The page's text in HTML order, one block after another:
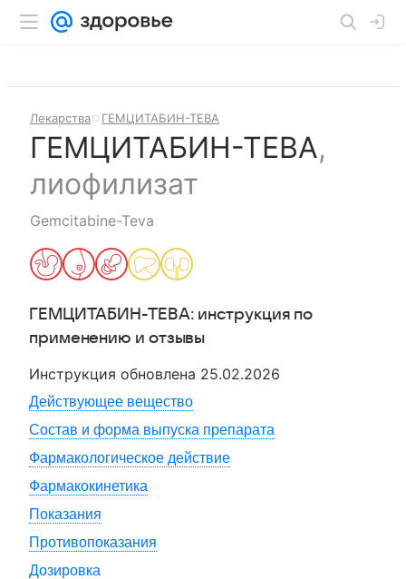
Лекарства ГЕМЦИТАБИН-ТЕВА
ГЕМЦИТАБИН-ТЕВА,
лиофилизат
Gemcitabine-Teva
ГЕМЦИТАБИН-ТЕВА: инструкция по
применению и отзывы
Инструкция обновлена 25.02.2026
Действующее вещество
Состав и форма выпуска препарата
Фармакологическое действие
Фармакокинетика
Показания
Противопоказания
Дозировка